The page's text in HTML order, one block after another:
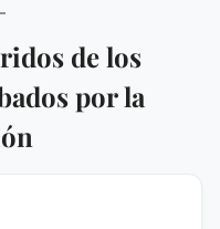
de los
por la